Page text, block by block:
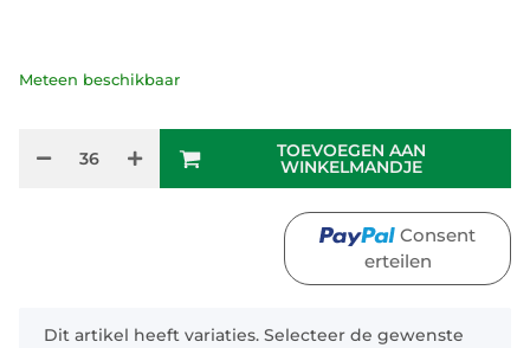
Meteen beschikbaar
TOEVOEGEN AAN
WINKELMANDJE
Consent
erteilen
x
Dit artikel heeft variaties. Selecteer de gewenste